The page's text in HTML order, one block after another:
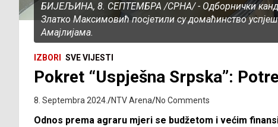
БИЈЕЉИНА, 8. СЕПTЕМБРА /СРНА/ - Oдборнички
Златко Максимовић посјетили су домаћинство
Амајлијама.
IZBORI SVE VIJESTI
Pokret “Uspješna Srpska”:
8. Septembra 2024. NTV Arena No Comments
Odnos prema agraru mjeri se budžetom i većim